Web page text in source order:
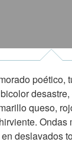
poético,
queso,
Ondas
deslavados